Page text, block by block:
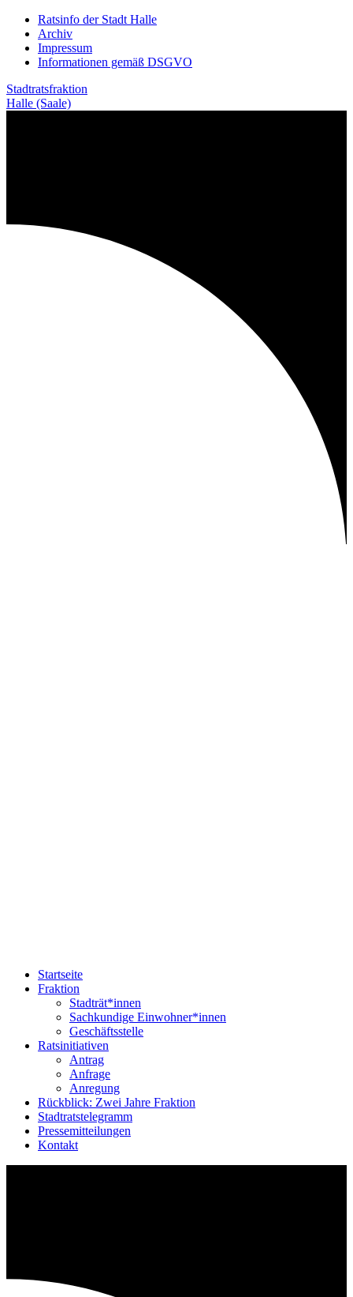
Weiter
zum
Inhalt
Ratsinfo der Stadt Halle
Archiv
Impressum
Informationen gemäß DSGVO
Stadtratsfraktion
Halle (Saale)
Startseite
Fraktion
Stadträt*innen
Sachkundige Einwohner*innen
Geschäftsstelle
Ratsinitiativen
Antrag
Anfrage
Anregung
Rückblick: Zwei Jahre Fraktion
Stadtratstelegramm
Pressemitteilungen
Kontakt